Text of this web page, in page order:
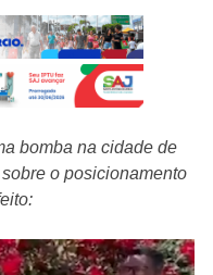
bomba na cidade de
o posicionamento